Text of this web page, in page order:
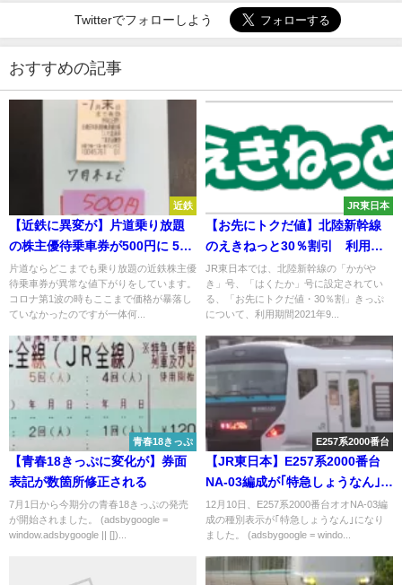
Twitterでフォローしよう
おすすめの記事
近鉄
【近鉄に異変が】片道乗り放題
の株主優待乗車券が500円に 5ヶ
月有効期間があるものも非常事
態宣言時よりも異常な暴落が
片道ならどこまでも乗り放題の近鉄株主優
待乗車券が異常な値下がりをしています。
コロナ第1波の時もここまで価格が暴落し
ていなかったのですが一体何...
JR東日本
【お先にトクだ値】北陸新幹線
のえきねっと30％割引 利用期
間延長に
JR東日本では、北陸新幹線の「かがや
き」号、「はくたか」号に設定されてい
る、「お先にトクだ値・30％割」きっぷ
について、利用期間2021年9...
青春18きっぷ
【青春18きっぷに変化が】券面
表記が数箇所修正される
7月1日から今期分の青春18きっぷの発売
が開始されました。 (adsbygoogle =
window.adsbygoogle || [])...
E257系2000番台
【JR東日本】E257系2000番台
NA-03編成が｢特急しょうなん｣表
示に まさかの漢字で｢湘南｣では
なくひらがな
12月10日、E257系2000番台オオNA-03編
成の種別表示が｢特急しょうなん｣になり
ました。 (adsbygoogle = windo...